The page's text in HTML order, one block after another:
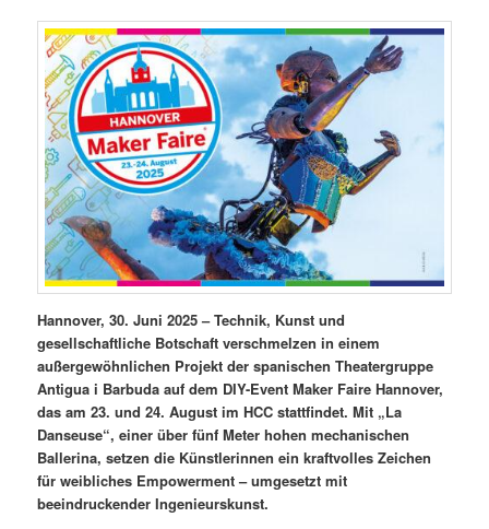
Hannover, 30. Juni 2025 – Technik, Kunst und
gesellschaftliche Botschaft verschmelzen in einem
außergewöhnlichen Projekt der spanischen Theatergruppe
Antigua i Barbuda auf dem DIY-Event Maker Faire Hannover,
das am 23. und 24. August im HCC stattfindet. Mit „La
Danseuse“, einer über fünf Meter hohen mechanischen
Ballerina, setzen die Künstlerinnen ein kraftvolles Zeichen
für weibliches Empowerment – umgesetzt mit
beeindruckender Ingenieurskunst.